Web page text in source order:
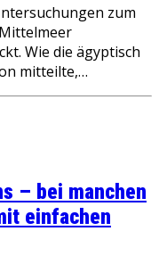
zum
Wie die ägyptisch
mitteilte,…
– bei manchen
einfachen